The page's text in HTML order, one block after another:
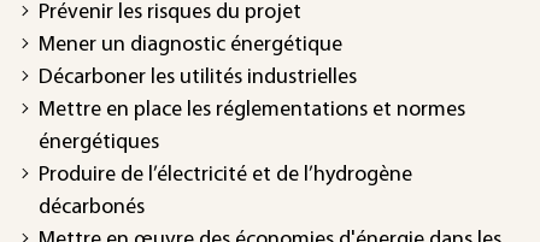
Prévenir les risques du projet
Mener un diagnostic énergétique
Décarboner les utilités industrielles
Mettre en place les réglementations et normes
énergétiques
Produire de l’électricité et de l’hydrogène
décarbonés